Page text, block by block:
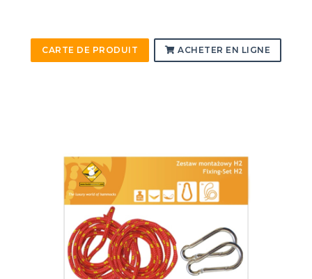
CARTE DE PRODUIT ACHETER EN LIGNE